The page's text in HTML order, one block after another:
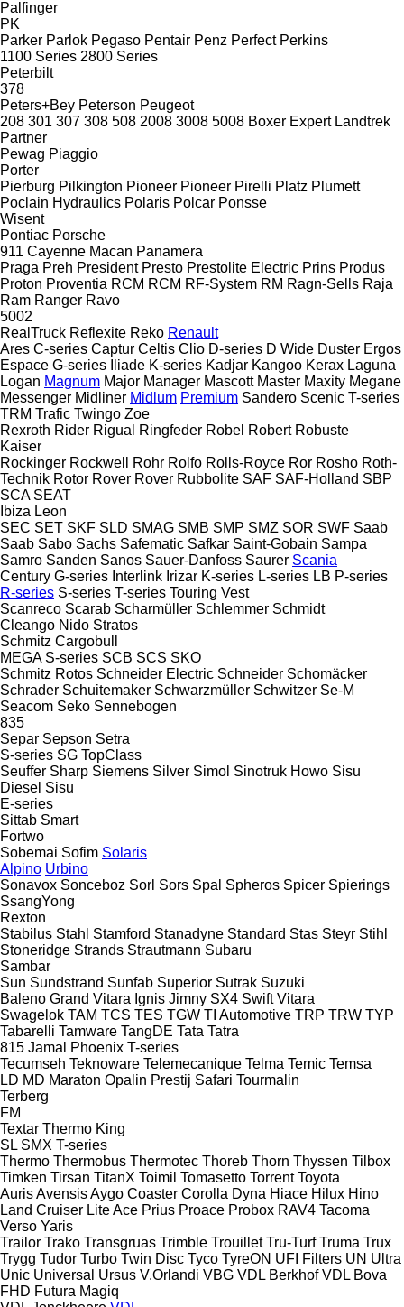
Palfinger
PK
Parker Parlok Pegaso Pentair Penz Perfect Perkins
1100 Series 2800 Series
Peterbilt
378
Peters+Bey Peterson Peugeot
208 301 307 308 508 2008 3008 5008 Boxer Expert Landtrek
Partner
Pewag Piaggio
Porter
Pierburg Pilkington Pioneer Pioneer Pirelli Platz Plumett
Poclain Hydraulics Polaris Polcar Ponsse
Wisent
Pontiac Porsche
911 Cayenne Macan Panamera
Praga Preh President Presto Prestolite Electric Prins Produs
Proton Proventia RCM RCM RF-System RM Ragn-Sells Raja
Ram Ranger Ravo
5002
RealTruck Reflexite Reko Renault
Ares C-series Captur Celtis Clio D-series D Wide Duster Ergos
Espace G-series Iliade K-series Kadjar Kangoo Kerax Laguna
Logan Magnum Major Manager Mascott Master Maxity Megane
Messenger Midliner Midlum Premium Sandero Scenic T-series
TRM Trafic Twingo Zoe
Rexroth Rider Rigual Ringfeder Robel Robert Robuste
Kaiser
Rockinger Rockwell Rohr Rolfo Rolls-Royce Ror Rosho Roth-
Technik Rotor Rover Rover Rubbolite SAF SAF-Holland SBP
SCA SEAT
Ibiza Leon
SEC SET SKF SLD SMAG SMB SMP SMZ SOR SWF Saab
Saab Sabo Sachs Safematic Safkar Saint-Gobain Sampa
Samro Sanden Sanos Sauer-Danfoss Saurer Scania
Century G-series Interlink Irizar K-series L-series LB P-series
R-series S-series T-series Touring Vest
Scanreco Scarab Scharmüller Schlemmer Schmidt
Cleango Nido Stratos
Schmitz Cargobull
MEGA S-series SCB SCS SKO
Schmitz Rotos Schneider Electric Schneider Schomäcker
Schrader Schuitemaker Schwarzmüller Schwitzer Se-M
Seacom Seko Sennebogen
835
Separ Sepson Setra
S-series SG TopClass
Seuffer Sharp Siemens Silver Simol Sinotruk Howo Sisu
Diesel Sisu
E-series
Sittab Smart
Fortwo
Sobemai Sofim Solaris
Alpino Urbino
Sonavox Sonceboz Sorl Sors Spal Spheros Spicer Spierings
SsangYong
Rexton
Stabilus Stahl Stamford Stanadyne Standard Stas Steyr Stihl
Stoneridge Strands Strautmann Subaru
Sambar
Sun Sundstrand Sunfab Superior Sutrak Suzuki
Baleno Grand Vitara Ignis Jimny SX4 Swift Vitara
Swagelok TAM TCS TES TGW TI Automotive TRP TRW TYP
Tabarelli Tamware TangDE Tata Tatra
815 Jamal Phoenix T-series
Tecumseh Teknoware Telemecanique Telma Temic Temsa
LD MD Maraton Opalin Prestij Safari Tourmalin
Terberg
FM
Textar Thermo King
SL SMX T-series
Thermo Thermobus Thermotec Thoreb Thorn Thyssen Tilbox
Timken Tirsan TitanX Toimil Tomasetto Torrent Toyota
AurisAvensisAygo Coaster Corolla Dyna Hiace Hilux Hino
Land Cruiser Lite Ace Prius Proace Probox RAV4 Tacoma
Verso Yaris
Trailor Trako Transgruas Trimble Trouillet Tru-Turf Truma Trux
Trygg Tudor Turbo Twin Disc Tyco TyreON UFI Filters UN Ultra
Unic Universal Ursus V.Orlandi VBG VDL Berkhof VDL Bova
FHD Futura Magiq